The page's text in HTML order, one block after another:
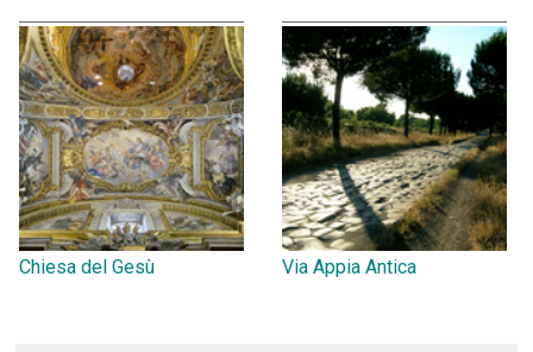
Chiesa del Gesù Via Appia Antica